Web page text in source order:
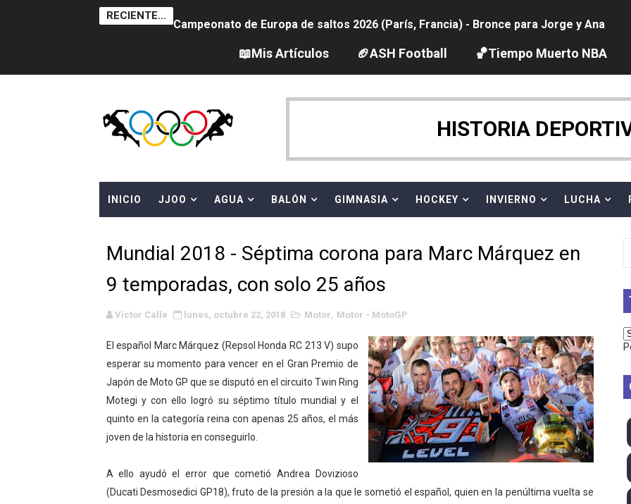
RECIENTE... Campeonato de Europa de saltos 2026 (París, Francia) - Bronce para Jorge y Ana
Tour de Francia femenino 2026 - Etapa 6
Women's Pro Baseball League 2026
Campeonato de Europa de pentatlón moderno 2026 (Estambul, Turquía)
Campeonato de Europa de natación artística 2026 (París, Francia) - España domina
Canadá Open 2026
WWE NXT - Myles Borne y Tavion Heights ponen fin al reinado por parejas de The
Canadian Football League 2026 - Week 10
EFA y AFLE 2026 - Regular season
Grandes éxitos por fin para Chelsea Green, Chad Gable y Baron Corbin en SummerSlam
Campeonato de Europa de MTB 2026 (Monteceneri, Suiza) - Charlie Aldridge y Sina
Campeonato de Europa de remo 2026 (Varese, Italia) - Rumanía, Alemania y Gran
📖Mis Artículos 🏈ASH Football 🏀Tiempo Muerto NBA
HISTORIA
INICIO JJOO AGUA BALÓN GIMNASIA HOCKEY INVIERNO LUCHA
Mundial 2018 - Séptima corona para Marc Márquez en
9 temporadas, con solo 25 años
Víctor Calle lunes, octubre 22, 2018 Motor, Motor - MotoGP
El español Marc Márquez (Repsol Honda RC 213 V) supo
esperar su momento para vencer en el Gran Premio de
Japón de Moto GP que se disputó en el circuito Twin Ring
Motegi y con ello logró su séptimo título mundial y el
quinto en la categoría reina con apenas 25 años, el más
joven de la historia en conseguirlo.
A ello ayudó el error que cometió Andrea Dovizioso
(Ducati Desmosedici GP18), fruto de la presión a la que le sometió el español, quien en la penúltima vuelta se